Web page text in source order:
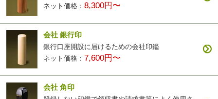
ネット価格：8,300円〜
会社 銀行印
銀行口座開設に届けるための会社印鑑
ネット価格：7,600円〜
会社 角印